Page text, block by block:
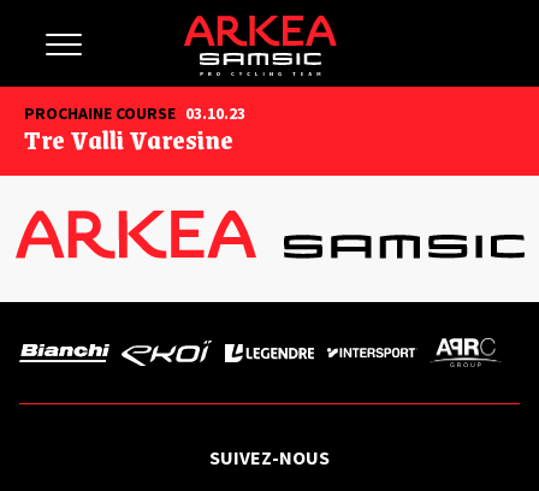
PROCHAINE COURSE 03.10.23
Tre Valli Varesine
SUIVEZ-NOUS